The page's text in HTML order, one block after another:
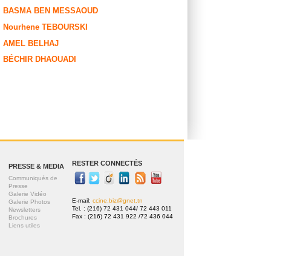
BASMA BEN MESSAOUD
Nourhene TEBOURSKI
AMEL BELHAJ
BÉCHIR DHAOUADI
PRESSE & MEDIA
Communiqués de
Presse
Galerie Vidéo
Galerie Photos
Newsletters
Brochures
Liens utiles
RESTER CONNECTÉS
E-mail: ccine.biz@gnet.tn
Tel. : (216) 72 431 044/ 72 443 011
Fax : (216) 72 431 922 /72 436 044